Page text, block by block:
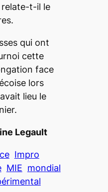
t-il le
qui ont
cette
face
lors
lieu le
Legault
Impro
MIE mondial